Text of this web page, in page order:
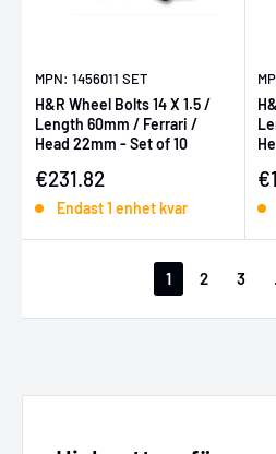
MPN: 1456011 SET
H&R Wheel Bolts 14 X 1.5 /
Length 60mm / Ferrari /
Head 22mm - Set of 10
Försäljningspris
€231.82
Endast 1 enhet kvar
1 2 3